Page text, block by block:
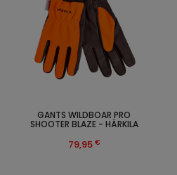
GANTS WILDBOAR PRO
SHOOTER BLAZE - HÄRKILA
79,95 €